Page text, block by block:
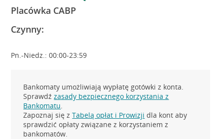
Placówka CABP
Czynny:
Pn.-Niedz.: 00:00-23:59
Bankomaty umożliwiają wypłatę gotówki z konta.
Sprawdźzasady bezpiecznego korzystania z
Bankomatu.
Zapoznaj się zTabelą opłat i Prowizji dla kont aby
sprawdzić opłaty związane z korzystaniem z
bankomatów.